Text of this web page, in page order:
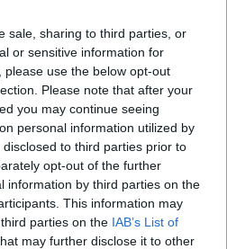
sale, sharing to third parties, or
or sensitive information for
use the below opt-out
Please note that after your
you may continue seeing
personal information utilized by
to third parties prior to
opt-out of the further
information by third parties on the
This information may
parties on the IAB’s List of
may further disclose it to other
che non ci riesco, che non
bugia, che cosa conta se tu sei
un fantasma, il resto è colpa
andare via, stammi vicino stammi
con lo sguardo quando mi
indifferenti.